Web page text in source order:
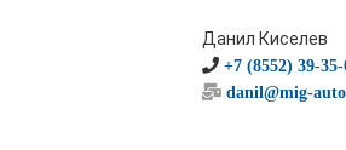
Данил Киселев
+7 (8552) 39-
danil@mig-